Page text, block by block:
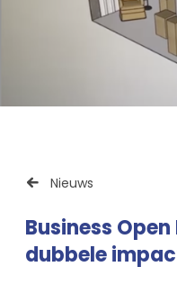
Nieuws
Business
dubbele